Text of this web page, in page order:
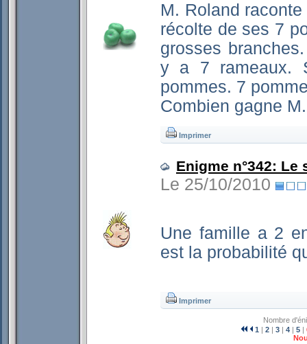
M. Roland
récolte de ses 7
grosses
y a 7 rameaux.
pommes. 7
Combien gagne
Imprimer
Enigme n°342: Le
Le 25/10/2010
Une famille a 2
est la probabilité
Imprimer
Nombre
1 | 2 | 3 | 4 | 5 |